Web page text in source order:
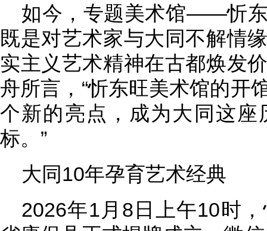
如今，专题美术馆——忻
既是对艺术家与大同不解情
实主义艺术精神在古都焕发
舟所言，“忻东旺美术馆的开
个新的亮点，成为大同这
标。”
大同10年孕育艺术经典
2026年1月8日上午10时